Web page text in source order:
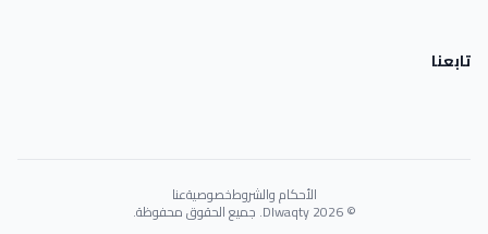
تابعنا
الأحكام والشروطخصوصيةعنا
© 2026 Dlwaqty. جميع الحقوق محفوظة.